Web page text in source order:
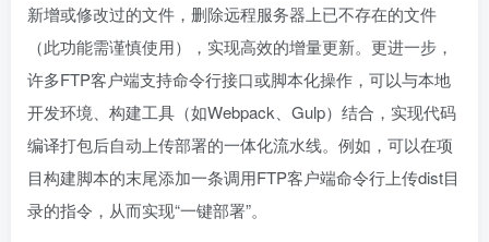
新增或修改过的文件，删除远程服务器上已不存在的文件
（此功能需谨慎使用），实现高效的增量更新。更进一步，
许多FTP客户端支持命令行接口或脚本化操作，可以与本地
开发环境、构建工具（如Webpack、Gulp）结合，实现代码
编译打包后自动上传部署的一体化流水线。例如，可以在项
目构建脚本的末尾添加一条调用FTP客户端命令行上传dist目
录的指令，从而实现“一键部署”。